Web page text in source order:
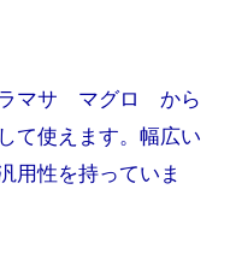
マサ マグロ から
て使えます。幅広い
用性を持っていま